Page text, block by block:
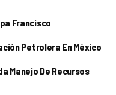
Francisco
Petrolera En México
Manejo De Recursos